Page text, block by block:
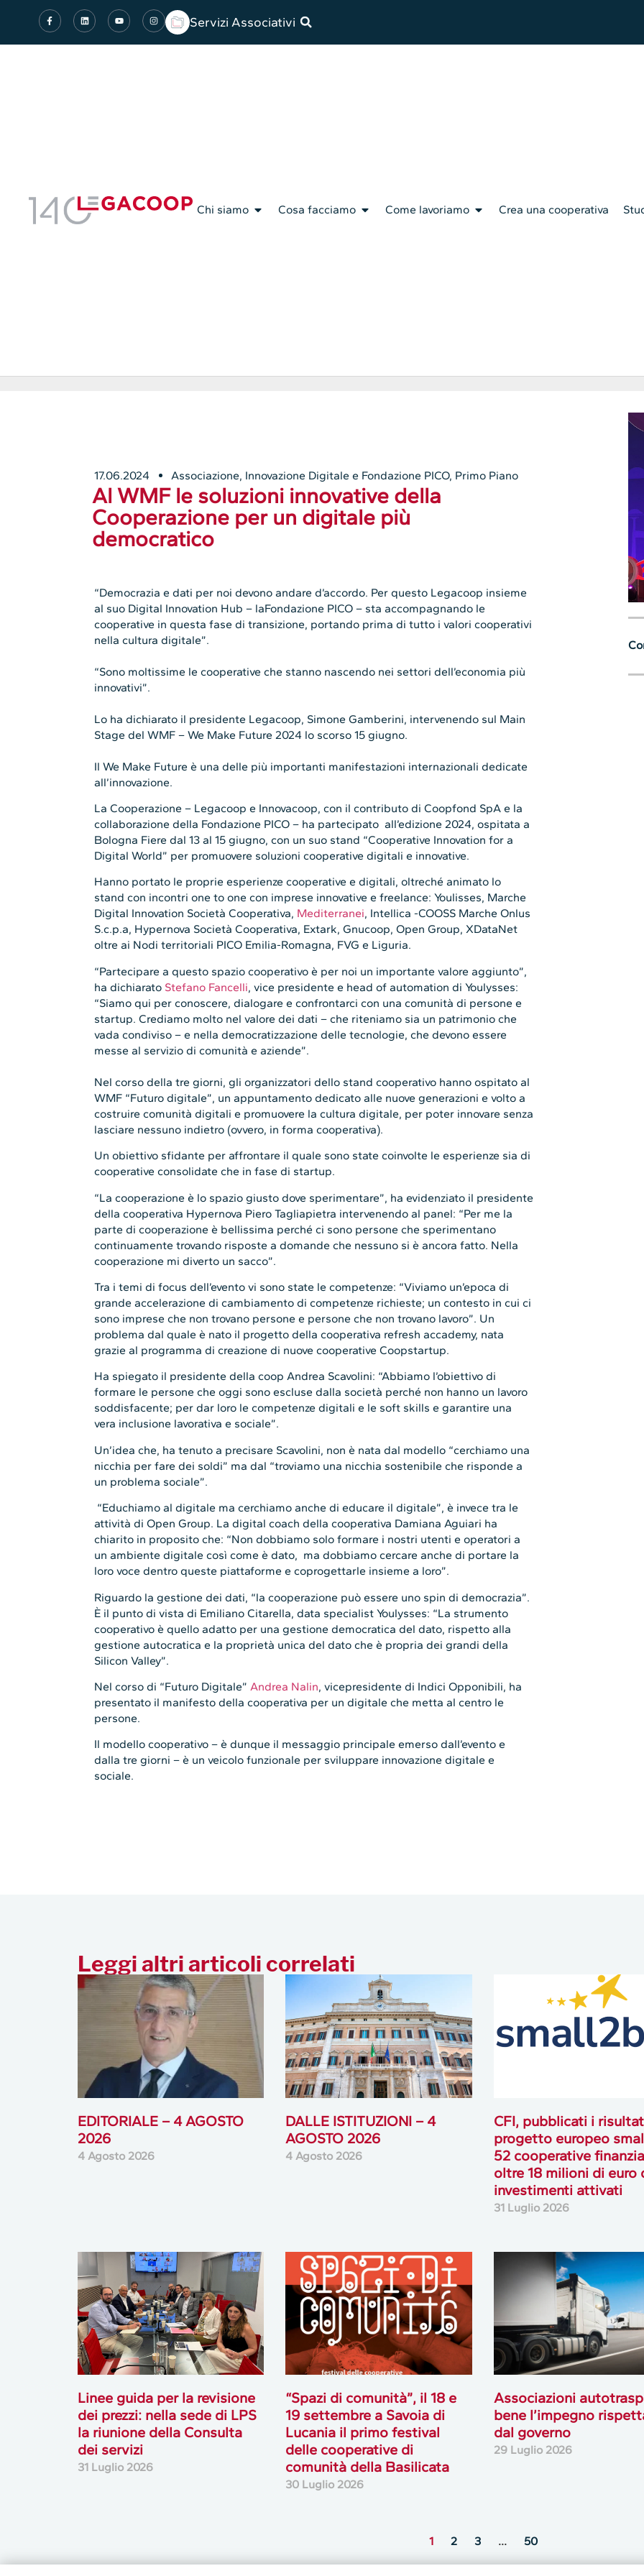
Servizi Associativi
Chi siamo Cosa facciamo Come lavoriamo Crea una cooperativa
17.06.2024 Associazione, Innovazione Digitale e Fondazione PICO, Primo Piano
Al WMF le soluzioni innovative della
Cooperazione per un digitale più
democratico
“Democrazia e dati per noi devono andare d’accordo. Per questo Legacoop insieme
al suo Digital Innovation Hub – laFondazione PICO – sta accompagnando le
cooperative in questa fase di transizione, portando prima di tutto i valori cooperativi
nella cultura digitale”.
“Sono moltissime le cooperative che stanno nascendo nei settori dell’economia più
innovativi”.
Lo ha dichiarato il presidente Legacoop, Simone Gamberini, intervenendo sul Main
Stage del WMF – We Make Future 2024 lo scorso 15 giugno.
Il We Make Future è una delle più importanti manifestazioni internazionali dedicate
all’innovazione.
La Cooperazione – Legacoop e Innovacoop, con il contributo di Coopfond SpA e la
collaborazione della Fondazione PICO – ha partecipato all’edizione 2024, ospitata a
Bologna Fiere dal 13 al 15 giugno, con un suo stand “Cooperative Innovation for a
Digital World” per promuovere soluzioni cooperative digitali e innovative.
Hanno portato le proprie esperienze cooperative e digitali, oltreché animato lo
stand con incontri one to one con imprese innovative e freelance: Youlisses, Marche
Digital Innovation Società Cooperativa, Mediterranei, Intellica -COOSS Marche Onlus
S.c.p.a, Hypernova Società Cooperativa, Extark, Gnucoop, Open Group, XDataNet
oltre ai Nodi territoriali PICO Emilia-Romagna, FVG e Liguria.
“Partecipare a questo spazio cooperativo è per noi un importante valore aggiunto”,
ha dichiarato Stefano Fancelli, vice presidente e head of automation di Youlysses:
“Siamo qui per conoscere, dialogare e confrontarci con una comunità di persone e
startup. Crediamo molto nel valore dei dati – che riteniamo sia un patrimonio che
vada condiviso – e nella democratizzazione delle tecnologie, che devono essere
messe al servizio di comunità e aziende”.
Nel corso della tre giorni, gli organizzatori dello stand cooperativo hanno ospitato al
WMF “Futuro digitale”, un appuntamento dedicato alle nuove generazioni e volto a
costruire comunità digitali e promuovere la cultura digitale, per poter innovare senza
lasciare nessuno indietro (ovvero, in forma cooperativa).
Un obiettivo sfidante per affrontare il quale sono state coinvolte le esperienze sia di
cooperative consolidate che in fase di startup.
“La cooperazione è lo spazio giusto dove sperimentare”, ha evidenziato il presidente
della cooperativa Hypernova Piero Tagliapietra intervenendo al panel: “Per me la
parte di cooperazione è bellissima perché ci sono persone che sperimentano
continuamente trovando risposte a domande che nessuno si è ancora fatto. Nella
cooperazione mi diverto un sacco”.
Tra i temi di focus dell’evento vi sono state le competenze: “Viviamo un’epoca di
grande accelerazione di cambiamento di competenze richieste; un contesto in cui ci
sono imprese che non trovano persone e persone che non trovano lavoro”. Un
problema dal quale è nato il progetto della cooperativa refresh accademy, nata
grazie al programma di creazione di nuove cooperative Coopstartup.
Ha spiegato il presidente della coop Andrea Scavolini: “Abbiamo l’obiettivo di
formare le persone che oggi sono escluse dalla società perché non hanno un lavoro
soddisfacente; per dar loro le competenze digitali e le soft skills e garantire una
vera inclusione lavorativa e sociale”.
Un’idea che, ha tenuto a precisare Scavolini, non è nata dal modello “cerchiamo una
nicchia per fare dei soldi” ma dal “troviamo una nicchia sostenibile che risponde a
un problema sociale”.
“Educhiamo al digitale ma cerchiamo anche di educare il digitale”, è invece tra le
attività di Open Group. La digital coach della cooperativa Damiana Aguiari ha
chiarito in proposito che: “Non dobbiamo solo formare i nostri utenti e operatori a
un ambiente digitale così come è dato, ma dobbiamo cercare anche di portare la
loro voce dentro queste piattaforme e coprogettarle insieme a loro”.
Riguardo la gestione dei dati, “la cooperazione può essere uno spin di democrazia”.
È il punto di vista di Emiliano Citarella, data specialist Youlysses: “La strumento
cooperativo è quello adatto per una gestione democratica del dato, rispetto alla
gestione autocratica e la proprietà unica del dato che è propria dei grandi della
Silicon Valley”.
Nel corso di “Futuro Digitale”Andrea Nalin, vicepresidente di Indici Opponibili, ha
presentato il manifesto della cooperativa per un digitale che metta al centro le
persone.
Il modello cooperativo – è dunque il messaggio principale emerso dall’evento e
dalla tre giorni – è un veicolo funzionale per sviluppare innovazione digitale e
sociale.
Leggi altri articoli correlati
EDITORIALE – 4 AGOSTO
2026
4 Agosto 2026
DALLE ISTITUZIONI – 4
AGOSTO 2026
4 Agosto 2026
CFI, pubblicati i
progetto europeo
52 cooperative
oltre 18 milioni di euro
investimenti attivati
31 Luglio 2026
Linee guida per la revisione
dei prezzi: nella sede di LPS
la riunione della Consulta
dei servizi
31 Luglio 2026
“Spazi di comunità”, il 18 e
19 settembre a Savoia di
Lucania il primo festival
delle cooperative di
comunità della Basilicata
30 Luglio 2026
Associazioni
bene l’impegno
dal governo
29 Luglio 2026
1 2 3 … 50